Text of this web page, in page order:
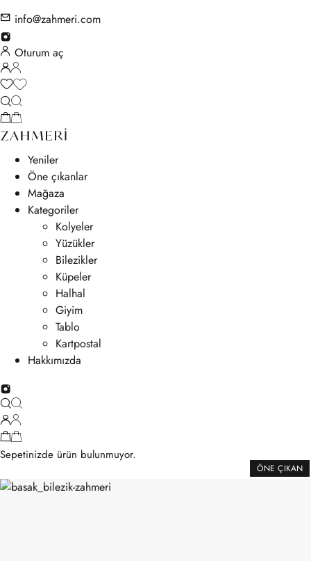
info@zahmeri.com
Oturum aç
Yeniler
Öne çıkanlar
Mağaza
Kategoriler
Kolyeler
Yüzükler
Bilezikler
Küpeler
Halhal
Giyim
Tablo
Kartpostal
Hakkımızda
Sepetinizde ürün bulunmuyor.
ÖNE ÇIKAN